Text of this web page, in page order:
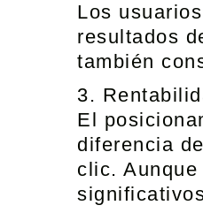
Los
resultados
también
3.
El
diferencia
clic.